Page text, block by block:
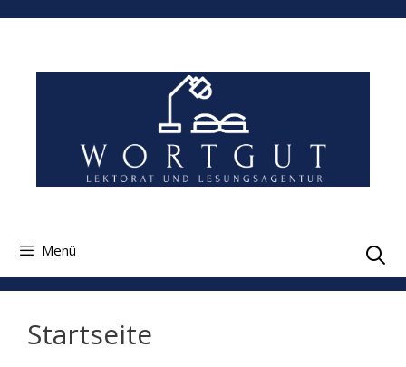
Zum
springen
Menü
Startseite